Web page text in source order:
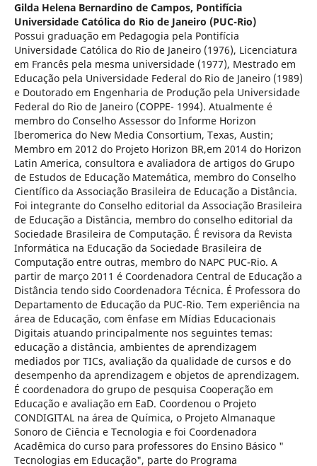
Gilda Helena Bernardino de Campos, Pontifí­cia
Universidade Católica do Rio de Janeiro (PUC-Rio)
Possui graduação em Pedagogia pela Pontifí­cia
Universidade Católica do Rio de Janeiro (1976), Licenciatura
em Francês pela mesma universidade (1977), Mestrado em
Educação pela Universidade Federal do Rio de Janeiro (1989)
e Doutorado em Engenharia de Produção pela Universidade
Federal do Rio de Janeiro (COPPE- 1994). Atualmente é
membro do Conselho Assessor do Informe Horizon
Iberomerica do New Media Consortium, Texas, Austin;
Membro em 2012 do Projeto Horizon BR,em 2014 do Horizon
Latin America, consultora e avaliadora de artigos do Grupo
de Estudos de Educação Matemática, membro do Conselho
Cientí­fico da Associação Brasileira de Educação a Distância.
Foi integrante do Conselho editorial da Associação Brasileira
de Educação a Distância, membro do conselho editorial da
Sociedade Brasileira de Computação. É revisora da Revista
Informática na Educação da Sociedade Brasileira de
Computação entre outras, membro do NAPC PUC-Rio. A
partir de março 2011 é Coordenadora Central de Educação a
Distância tendo sido Coordenadora Técnica. É Professora do
Departamento de Educação da PUC-Rio. Tem experiência na
área de Educação, com ênfase em Mí­dias Educacionais
Digitais atuando principalmente nos seguintes temas:
educação a distância, ambientes de aprendizagem
mediados por TICs, avaliação da qualidade de cursos e do
desempenho da aprendizagem e objetos de aprendizagem.
É coordenadora do grupo de pesquisa Cooperação em
Educação e avaliação em EaD. Coordenou o Projeto
CONDIGITAL na área de Quí­mica, o Projeto Almanaque
Sonoro de Ciência e Tecnologia e foi Coordenadora
Acadêmica do curso para professores do Ensino Básico "
Tecnologias em Educação", parte do Programa